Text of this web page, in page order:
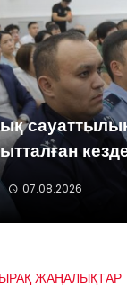
07.08.2026
ЖАҢАЛЫҚТАР